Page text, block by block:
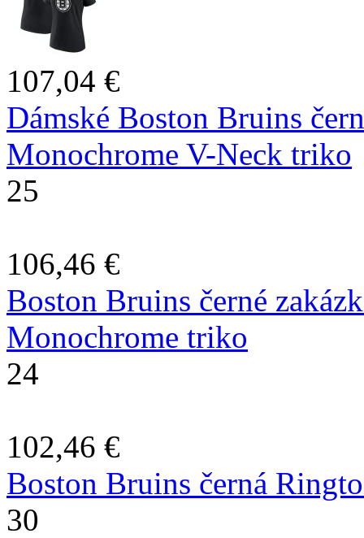
107,04 €
Dámské Boston Bruins
Monochrome V-Neck triko
25
106,46 €
Boston Bruins černé
Monochrome triko
24
102,46 €
Boston Bruins černá
30